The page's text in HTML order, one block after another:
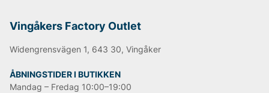
Vingåkers Factory Outlet
Widengrensvägen 1, 643 30, Vingåker
ÅBNINGSTIDER I BUTIKKEN
Mandag – Fredag 10:00–19:00